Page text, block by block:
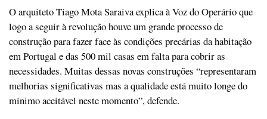
O arquiteto Tiago Mota Saraiva explica à Voz do Operário que
logo a seguir à revolução houve um grande processo de
construção para fazer face às condições precárias da habitação
em Portugal e das 500 mil casas em falta para cobrir as
necessidades. Muitas dessas novas construções “representaram
melhorias significativas mas a qualidade está muito longe do
mínimo aceitável neste momento”, defende.